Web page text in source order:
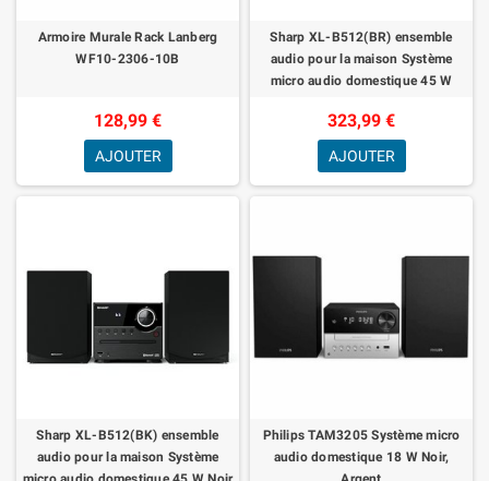
Armoire Murale Rack Lanberg
WF10-2306-10B
128,99 €
AJOUTER
Sharp XL-B512(BR) ensemble
audio pour la maison Système
micro audio domestique 45 W
323,99 €
AJOUTER
Sharp XL-B512(BK) ensemble
audio pour la maison Système
Philips TAM3205 Système micro
audio domestique 18 W Noir,